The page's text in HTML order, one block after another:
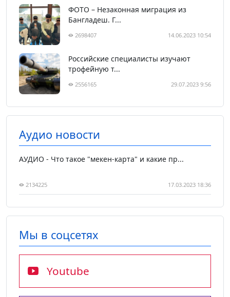
ФОТО – Незаконная миграция из
Бангладеш. Г...
2698407 14.06.2023 10:54
Российские специалисты изучают
трофейную т...
2556165 29.07.2023 9:56
Аудио новости
АУДИО - Что такое "мекен-карта" и какие пр...
2134225 17.03.2023 18:36
Мы в соцсетях
Youtube